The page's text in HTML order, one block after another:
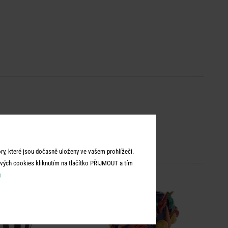
které jsou dočasně uloženy ve vašem prohlížeči.
cookies kliknutím na tlačítko PŘIJMOUT a tím